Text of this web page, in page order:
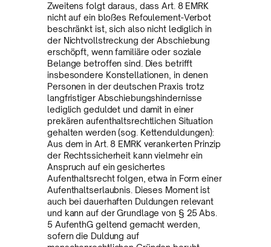
Zweitens folgt daraus, dass Art. 8 EMRK
nicht auf ein bloßes Refoulement-Verbot
beschränkt ist, sich also nicht lediglich in
der Nichtvollstreckung der Abschiebung
erschöpft, wenn familiäre oder soziale
Belange betroffen sind. Dies betrifft
insbesondere Konstellationen, in denen
Personen in der deutschen Praxis trotz
langfristiger Abschiebungshindernisse
lediglich geduldet und damit in einer
prekären aufenthaltsrechtlichen Situation
gehalten werden (sog. Kettenduldungen):
Aus dem in Art. 8 EMRK verankerten Prinzip
der Rechtssicherheit kann vielmehr ein
Anspruch auf ein gesichertes
Aufenthaltsrecht folgen, etwa in Form einer
Aufenthaltserlaubnis. Dieses Moment ist
auch bei dauerhaften Duldungen relevant
und kann auf der Grundlage von § 25 Abs.
5 AufenthG geltend gemacht werden,
sofern die Duldung auf